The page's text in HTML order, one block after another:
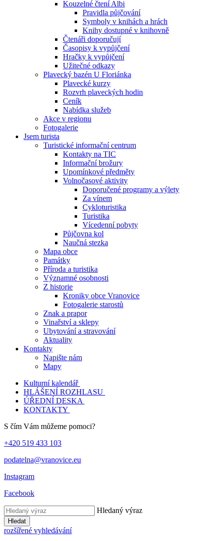
Kouzelné čtení Albi
Pravidla půjčování
Symboly v knihách a hrách
Knihy dostupné v knihovně
Čtenáři doporučují
Časopisy k vypůjčení
Hračky k vypůjčení
Užitečné odkazy
Plavecký bazén U Floriánka
Plavecké kurzy
Rozvrh plaveckých hodin
Ceník
Nabídka služeb
Akce v regionu
Fotogalerie
Jsem turista
Turistické informační centrum
Kontakty na TIC
Informační brožury
Upomínkové předměty
Volnočasové aktivity
Doporučené programy a výlety
Za vínem
Cykloturistika
Turistika
Vícedenní pobyty
Půjčovna kol
Naučná stezka
Mapa obce
Památky
Příroda a turistika
Významné osobnosti
Z historie
Kroniky obce Vranovice
Fotogalerie starostů
Znak a prapor
Vinařství a sklepy
Ubytování a stravování
Aktuality
Kontakty
Napište nám
Mapy
Kulturní kalendář
HLÁŠENÍ ROZHLASU
ÚŘEDNÍ DESKA
KONTAKTY
S čím Vám můžeme pomoci?
+420 519 433 103
podatelna@vranovice.eu
Instagram
Facebook
Hledaný výraz
Hledat
rozšířené vyhledávání